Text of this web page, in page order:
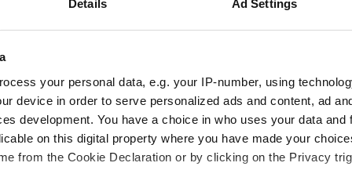
Details Ad Settings
your personal data, e.g. your IP-number, using
device in order to serve personalized ads and content, ad
development. You have a choice in who uses your data and
on this digital property where you have made your
from the Cookie Declaration or by clicking on the Privacy
de rivière(6) Montre plus
avis
erick
juin 2026